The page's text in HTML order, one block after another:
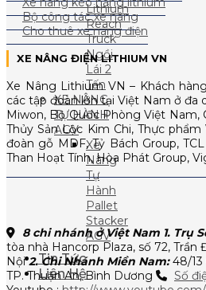
Lithium
Reach
Truck
Ngồi
Lái 2
Tấn
XE NÂNG
TỰ HÀNH
AGV
Xe
Nâng
Tự
Hành
Pallet
Stacker
AGV
Tin Tức
Liên Hệ
Bộ công tác xe nâng
Cho thuê xe nâng điện
XE NÂNG ĐIỆN LITHIUM VN
Xe Nâng Lithium VN – Khách
các tập đoàn lớn tại Việt Nam ở đa
Miwon, Bộ Quốc Phòng Việt Nam,
Thủy Sản Lộc Kim Chi, Thực phẩm
đoàn gỗ MDF, Tỷ Bách Group,
Than Hoạt Tính, Hòa Phát Group,
8 chi nhánh ở Việt Nam 1. Trụ
tòa nhà Hancorp Plaza, số 72, Trần
Nội2. Chi Nhánh Miền Nam:48/13
TP. Thuận An, Bình Dương
Số